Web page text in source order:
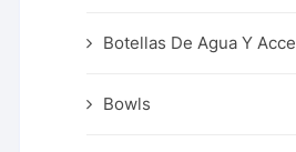
Botellas De Agua Y
Bowls